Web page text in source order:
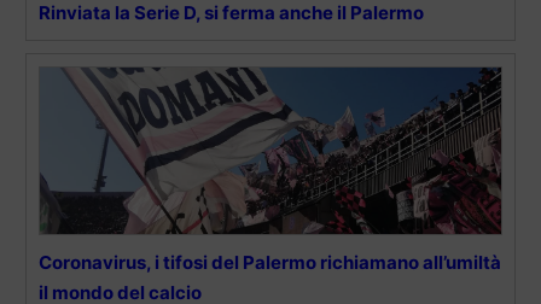
Rinviata la Serie D, si ferma anche il Palermo
Coronavirus, i tifosi del Palermo richiamano all’umiltà
il mondo del calcio